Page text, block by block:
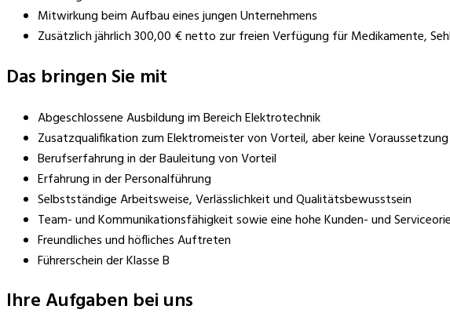
Mitwirkung beim Aufbau eines jungen Unternehmens
Zusätzlich jährlich 300,00 € netto zur freien Verfügung für Medikamente,
Das bringen Sie mit
Abgeschlossene Ausbildung im Bereich Elektrotechnik
Zusatzqualifikation zum Elektromeister von Vorteil, aber keine Voraussetzung
Berufserfahrung in der Bauleitung von Vorteil
Erfahrung in der Personalführung
Selbstständige Arbeitsweise, Verlässlichkeit und Qualitätsbewusstsein
Team- und Kommunikationsfähigkeit sowie eine hohe Kunden- und
Freundliches und höfliches Auftreten
Führerschein der Klasse B
Ihre Aufgaben bei uns